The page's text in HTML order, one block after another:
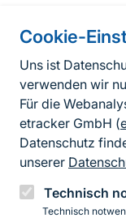
Cookie-
Uns ist
verwenden wir
Für die
etracker GmbH (
Datenschutz
unserer
Technisch
Technisch